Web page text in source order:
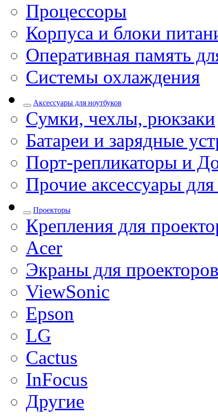
Процессоры
Корпуса и блоки
Оперативная память
Системы охлаждения
Аксессуары для ноутбуков
Сумки, чехлы, рюкзаки
Батареи и зарядные
Порт-репликаторы и
Прочие аксессуары
Проекторы
Крепления для
Acer
Экраны для проекторов
ViewSonic
Epson
LG
Cactus
InFocus
Другие